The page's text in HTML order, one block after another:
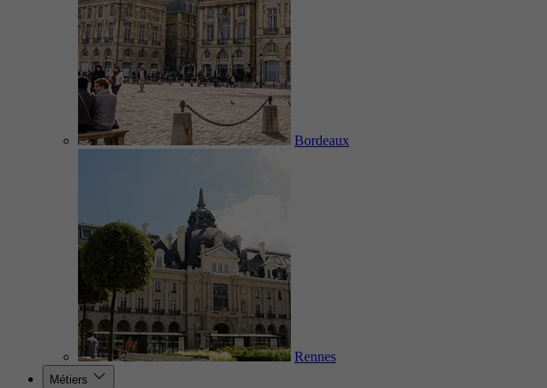
Bordeaux
Rennes
Métiers